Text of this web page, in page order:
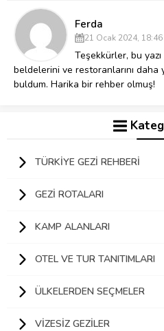
Ferda
21 Ocak 2024, 18:46
Teşekkürler, bu
beldelerini ve restoranlarını daha
buldum. Harika bir rehber olmuş!
TÜRKIYE GEZI REHBERI
GEZI ROTALARI
KAMP ALANLARI
OTEL VE TUR TANITIMLARI
ÜLKELERDEN SEÇMELER
VIZESIZ GEZILER